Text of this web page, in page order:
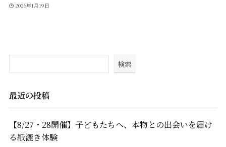
2026年1月19日
検索
最近の投稿
【8/27・28開催】子どもたちへ、本物との出会いを届け
る紙漉き体験